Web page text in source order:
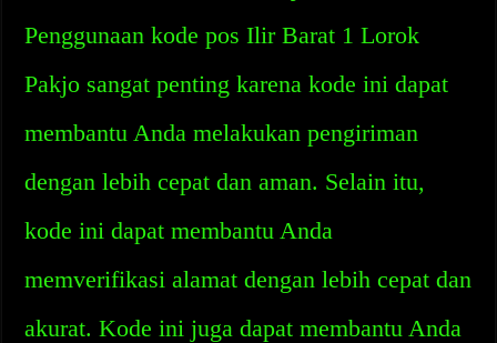
Penggunaan kode pos Ilir Barat 1 Lorok
Pakjo sangat penting karena kode ini dapat
membantu Anda melakukan pengiriman
dengan lebih cepat dan aman. Selain itu,
kode ini dapat membantu Anda
memverifikasi alamat dengan lebih cepat dan
akurat. Kode ini juga dapat membantu Anda